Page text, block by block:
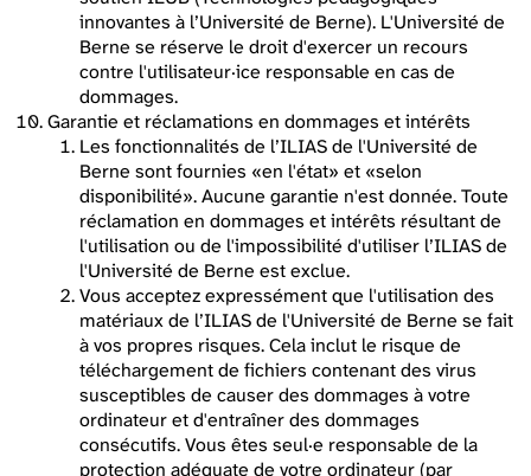
innovantes à l’Université de Berne). L'Université de
Berne se réserve le droit d'exercer un recours
contre l'utilisateur·ice responsable en cas de
dommages.
Garantie et réclamations en dommages et intérêts
Les fonctionnalités de l’ILIAS de l'Université de
Berne sont fournies «en l'état» et «selon
disponibilité». Aucune garantie n'est donnée. Toute
réclamation en dommages et intérêts résultant de
l'utilisation ou de l'impossibilité d'utiliser l’ILIAS de
l'Université de Berne est exclue.
Vous acceptez expressément que l'utilisation des
matériaux de l’ILIAS de l'Université de Berne se fait
à vos propres risques. Cela inclut le risque de
téléchargement de fichiers contenant des virus
susceptibles de causer des dommages à votre
ordinateur et d'entraîner des dommages
consécutifs. Vous êtes seul·e responsable de la
protection adéquate de votre ordinateur (par